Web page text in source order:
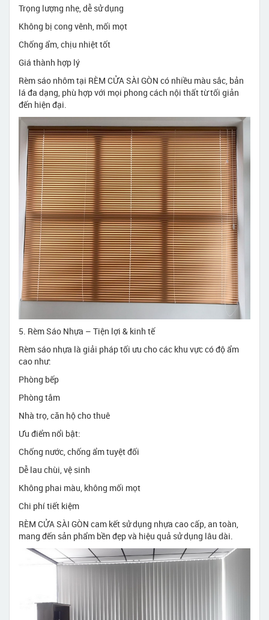
Trọng lượng nhẹ, dễ sử dụng
Không bị cong vênh, mối mọt
Chống ẩm, chịu nhiệt tốt
Giá thành hợp lý
Rèm sáo nhôm tại RÈM CỬA SÀI GÒN có nhiều màu sắc, bản
lá đa dạng, phù hợp với mọi phong cách nội thất từ tối giản
đến hiện đại.
5. Rèm Sáo Nhựa – Tiện lợi & kinh tế
Rèm sáo nhựa là giải pháp tối ưu cho các khu vực có độ ẩm
cao như:
Phòng bếp
Phòng tắm
Nhà trọ, căn hộ cho thuê
Ưu điểm nổi bật:
Chống nước, chống ẩm tuyệt đối
Dễ lau chùi, vệ sinh
Không phai màu, không mối mọt
Chi phí tiết kiệm
RÈM CỬA SÀI GÒN cam kết sử dụng nhựa cao cấp, an toàn,
mang đến sản phẩm bền đẹp và hiệu quả sử dụng lâu dài.